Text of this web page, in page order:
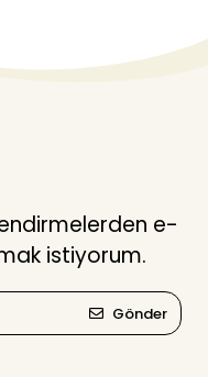
e-
istiyorum.
Gönder